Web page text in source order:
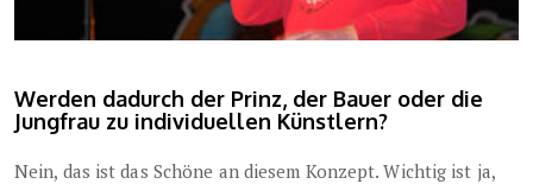
Werden dadurch der Prinz, der Bauer oder die
Jungfrau zu individuellen Künstlern?
Nein, das ist das Schöne an diesem Konzept. Wichtig ist ja,